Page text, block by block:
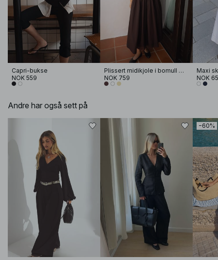
Capri-bukse
NOK 559
Plissert midikjole i bomull med korte ermer
NOK 759
NOK
Andre har også sett på
−60%